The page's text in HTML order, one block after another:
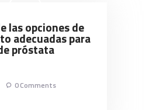
las opciones de
adecuadas para
próstata
0Comments